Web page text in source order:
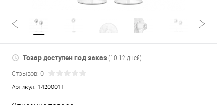
Товар доступен под заказ (10-12 дней)
Отзывов: 0
Артикул: 14200011